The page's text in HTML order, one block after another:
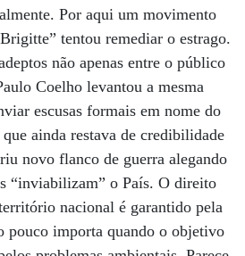
Por aqui um movimento
tentou remediar o estrago.
não apenas entre o público
Coelho levantou a mesma
escusas formais em nome do
ainda restava de credibilidade
novo flanco de guerra alegando
“inviabilizam” o País. O direito
nacional é garantido pela
pouco importa quando o objetivo